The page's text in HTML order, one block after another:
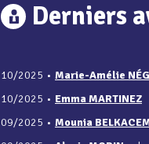
Derniers
10/2025 • Marie-Amélie
10/2025 • Emma MARTINEZ
09/2025 • Mounia